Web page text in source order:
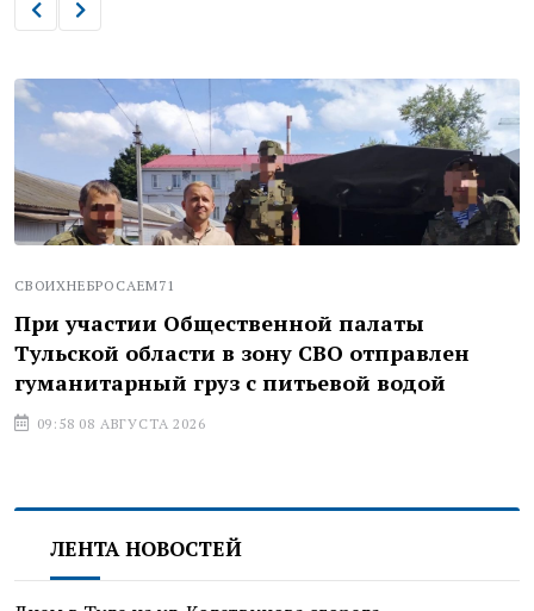
СВОИХНЕБРОСАЕМ71
При участии Общественной палаты
Тульской области в зону СВО отправлен
гуманитарный груз с питьевой водой
09:58 08 АВГУСТА 2026
ЛЕНТА НОВОСТЕЙ